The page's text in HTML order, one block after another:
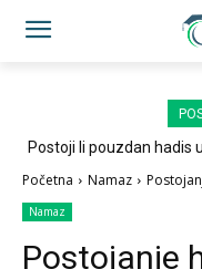
Postoji li pouzdan hadis
Početna Namaz
Namaz
Postojanje